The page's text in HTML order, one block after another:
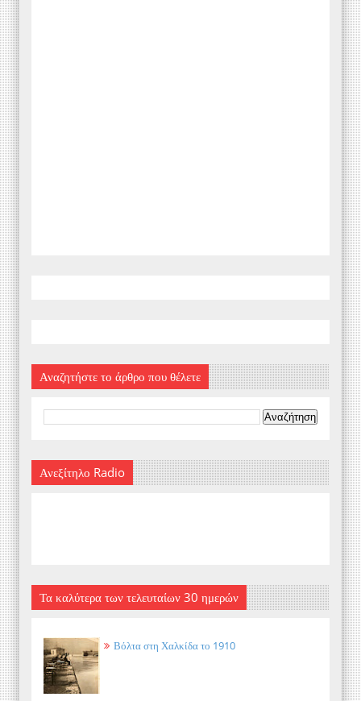
Αναζητήστε το άρθρο που θέλετε
Ανεξίτηλο Radio
Τα καλύτερα των τελευταίων 30 ημερών
Βόλτα στη Χαλκίδα το 1910